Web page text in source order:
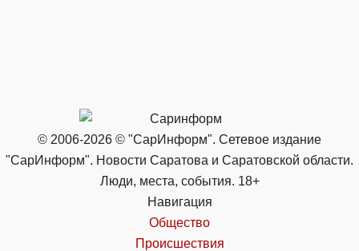
© 2006-2026 © "СарИнформ". Сетевое издание
"СарИнформ". Новости Саратова и Саратовской области.
Люди, места, события. 18+
Навигация
Общество
Происшествия